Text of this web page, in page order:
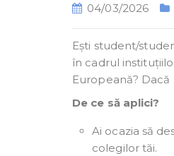
04/03/2026
Ești student/
în cadrul
Europeană?
De ce să aplici?
Ai ocazia să
colegilor tăi.